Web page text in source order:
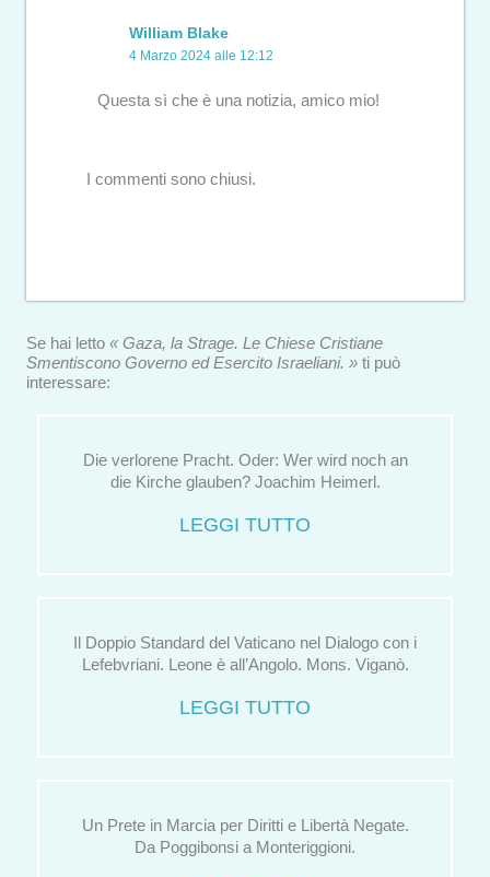
William Blake
4 Marzo 2024 alle 12:12
Questa sì che è una notizia, amico mio!
I commenti sono chiusi.
Se hai letto « Gaza, la Strage. Le Chiese Cristiane
Smentiscono Governo ed Esercito Israeliani. » ti può
interessare:
Die verlorene Pracht. Oder: Wer wird noch an
die Kirche glauben? Joachim Heimerl.
LEGGI TUTTO
Il Doppio Standard del Vaticano nel Dialogo con i
Lefebvriani. Leone è all’Angolo. Mons. Viganò.
LEGGI TUTTO
Un Prete in Marcia per Diritti e Libertà Negate.
Da Poggibonsi a Monteriggioni.